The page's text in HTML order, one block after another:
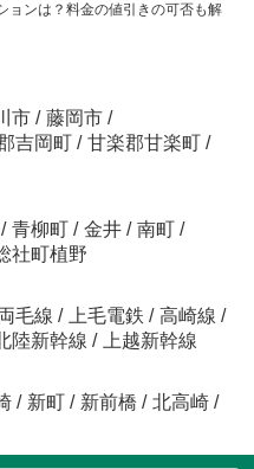
ョンは？料金の値引きの可否も解
市 / 藤岡市 /
吉岡町 / 甘楽郡甘楽町 /
/ 青柳町 / 金井 / 南町 /
社町植野
毛線 / 上毛電鉄 / 高崎線 /
陸新幹線 /
上越新幹線
/ 新町 / 新前橋 / 北高崎 /